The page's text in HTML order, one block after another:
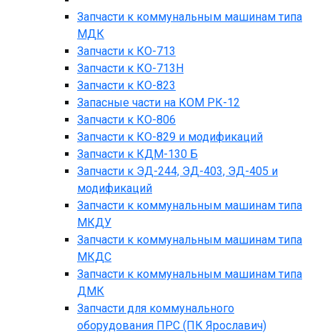
Запчасти к коммунальным машинам типа
МДК
Запчасти к КО-713
Запчасти к КО-713Н
Запчасти к КО-823
Запасные части на КОМ РК-12
Запчасти к КО-806
Запчасти к КО-829 и модификаций
Запчасти к КДМ-130 Б
Запчасти к ЭД-244, ЭД-403, ЭД-405 и
модификаций
Запчасти к коммунальным машинам типа
МКДУ
Запчасти к коммунальным машинам типа
МКДС
Запчасти к коммунальным машинам типа
ДМК
Запчасти для коммунального
оборудования ПРС (ПК Ярославич)